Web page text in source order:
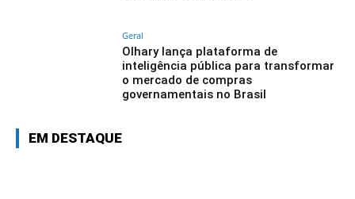
Geral
Olhary lança plataforma de
inteligência pública para transformar
o mercado de compras
governamentais no Brasil
EM DESTAQUE